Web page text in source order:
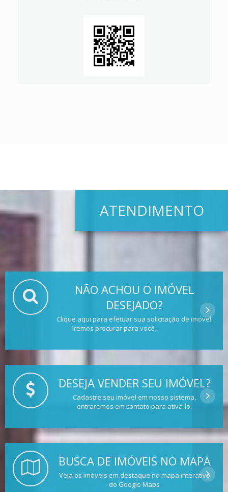
ATENDIMENTO
NÃO ACHOU O IMÓVEL
DESEJADO?
Clique aqui para efetuar sua solicitação de imóvel.
Iremos procurar para você.
DESEJA VENDER SEU IMÓVEL?
Cadastre seu imóvel em nosso sistema,
entraremos em contato para ativá-lo.
BUSCA DE IMÓVEIS NO MAPA
Veja os imóveis em destaque no mapa interativo
do Google Maps